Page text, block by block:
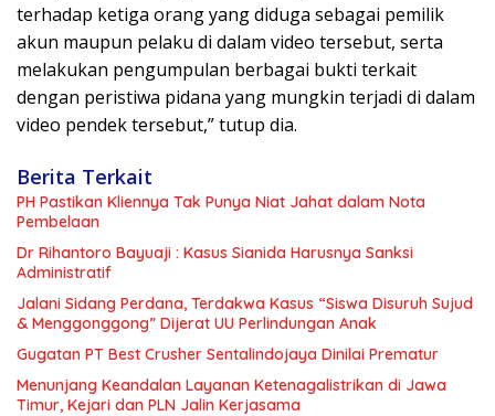
terhadap ketiga orang yang diduga sebagai pemilik
akun maupun pelaku di dalam video tersebut, serta
melakukan pengumpulan berbagai bukti terkait
dengan peristiwa pidana yang mungkin terjadi di dalam
video pendek tersebut,” tutup dia.
Berita Terkait
PH Pastikan Kliennya Tak Punya Niat Jahat dalam Nota
Pembelaan
Dr Rihantoro Bayuaji : Kasus Sianida Harusnya Sanksi
Administratif
Jalani Sidang Perdana, Terdakwa Kasus “Siswa Disuruh Sujud
& Menggonggong” Dijerat UU Perlindungan Anak
Gugatan PT Best Crusher Sentalindojaya Dinilai Prematur
Menunjang Keandalan Layanan Ketenagalistrikan di Jawa
Timur, Kejari dan PLN Jalin Kerjasama